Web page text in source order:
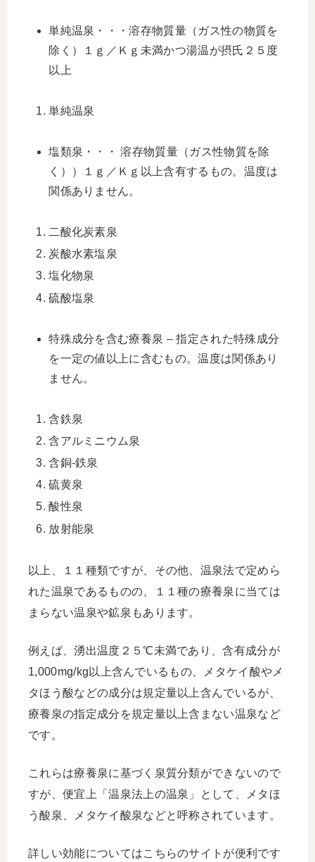
単純温泉・・・溶存物質量（ガス性の物質を
除く）１ｇ／Ｋｇ未満かつ湯温が摂氏２５度
以上
単純温泉
塩類泉・・・ 溶存物質量（ガス性物質を除
く））１ｇ／Ｋｇ以上含有するもの。温度は
関係ありません。
二酸化炭素泉
炭酸水素塩泉
塩化物泉
硫酸塩泉
特殊成分を含む療養泉 – 指定された特殊成分
を一定の値以上に含むもの。温度は関係あり
ません。
含鉄泉
含アルミニウム泉
含銅-鉄泉
硫黄泉
酸性泉
放射能泉
以上、１１種類ですが、その他、温泉法で定めら
れた温泉であるものの、１１種の療養泉に当ては
まらない温泉や鉱泉もあります。
例えば、湧出温度２５℃未満であり、含有成分が
1,000mg/kg以上含んでいるもの、メタケイ酸やメ
タほう酸などの成分は規定量以上含んでいるが、
療養泉の指定成分を規定量以上含まない温泉など
です。
これらは療養泉に基づく泉質分類ができないので
すが、便宜上「温泉法上の温泉」として、メタほ
う酸泉、メタケイ酸泉などと呼称されています。
詳しい効能についてはこちらのサイトが便利です